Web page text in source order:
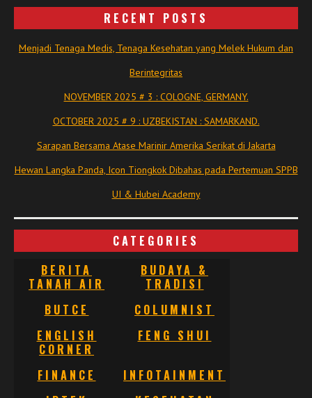
RECENT POSTS
Menjadi Tenaga Medis, Tenaga Kesehatan yang Melek Hukum dan
Berintegritas
NOVEMBER 2025 # 3 : COLOGNE, GERMANY.
OCTOBER 2025 # 9 : UZBEKISTAN : SAMARKAND.
Sarapan Bersama Atase Marinir Amerika Serikat di Jakarta
Hewan Langka Panda, Icon Tiongkok Dibahas pada Pertemuan SPPB
UI & Hubei Academy
CATEGORIES
BERITA
TANAH AIR
BUDAYA &
TRADISI
BUTCE
COLUMNIST
ENGLISH
CORNER
FENG SHUI
FINANCE
INFOTAINMENT